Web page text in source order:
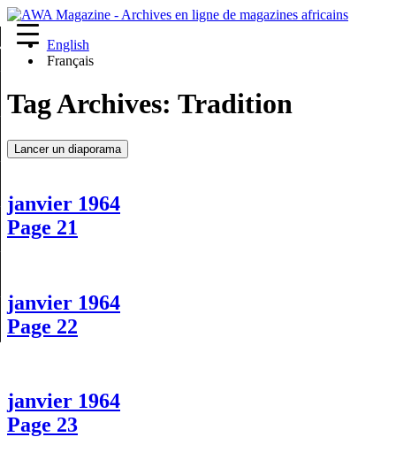
English
Français
Tag Archives: Tradition
Lancer un diaporama
janvier 1964
Page 21
janvier 1964
Page 22
janvier 1964
Page 23